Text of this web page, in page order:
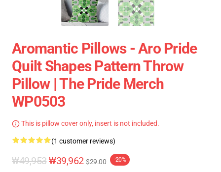
Aromantic Pillows - Aro Pride
Quilt Shapes Pattern Throw
Pillow | The Pride Merch
WP0503
This is pillow cover only, insert is not included.
(1 customer reviews)
₩49,953 ₩39,962 $29.00 -20%